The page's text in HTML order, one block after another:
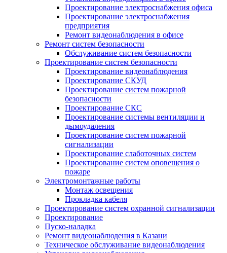
Проектирование электроснабжения офиса
Проектирование электроснабжения
предприятия
Ремонт видеонаблюдения в офисе
Ремонт систем безопасности
Обслуживание систем безопасности
Проектирование систем безопасности
Проектирование видеонаблюдения
Проектирование СКУД
Проектирование систем пожарной
безопасности
Проектирование СКС
Проектирование системы вентиляции и
дымоудаления
Проектирование систем пожарной
сигнализации
Проектирование слаботочных систем
Проектирование систем оповещения о
пожаре
Электромонтажные работы
Монтаж освещения
Прокладка кабеля
Проектирование систем охранной сигнализации
Проектирование
Пуско-наладка
Ремонт видеонаблюдения в Казани
Техническое обслуживание видеонаблюдения